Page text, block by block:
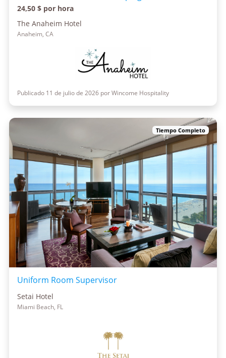
24,50 $ por hora
The Anaheim Hotel
Anaheim, CA
Publicado 11 de julio de 2026 por Wincome Hospitality
Tiempo Completo
Uniform Room Supervisor
Setai Hotel
Miami Beach, FL